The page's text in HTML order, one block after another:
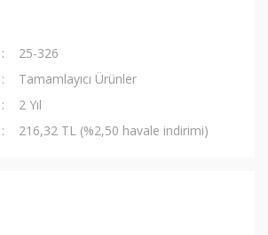
25-326
Tamamlayıcı Ürünler
2 Yıl
216,32 TL (%2,50 havale indirimi)